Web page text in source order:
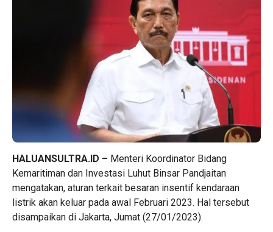
HALUANSULTRA.ID – Menteri Koordinator Bidang
Kemaritiman dan Investasi Luhut Binsar Pandjaitan
mengatakan, aturan terkait besaran insentif kendaraan
listrik akan keluar pada awal Februari 2023. Hal tersebut
disampaikan di Jakarta, Jumat (27/01/2023).